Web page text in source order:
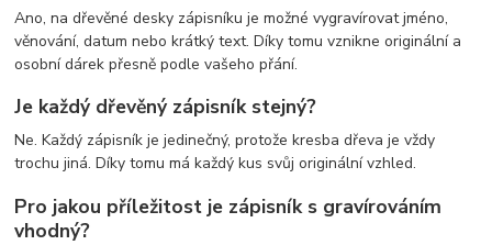
Ano, na dřevěné desky zápisníku je možné vygravírovat jméno,
věnování, datum nebo krátký text. Díky tomu vznikne originální a
osobní dárek přesně podle vašeho přání.
Je každý dřevěný zápisník stejný?
Ne. Každý zápisník je jedinečný, protože kresba dřeva je vždy
trochu jiná. Díky tomu má každý kus svůj originální vzhled.
Pro jakou příležitost je zápisník s gravírováním
vhodný?